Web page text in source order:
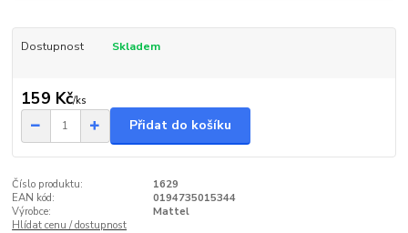
Dostupnost Skladem
159 Kč/ks
Přidat do košíku
Číslo produktu:
1629
EAN kód:
0194735015344
Výrobce:
Mattel
Hlídat cenu / dostupnost